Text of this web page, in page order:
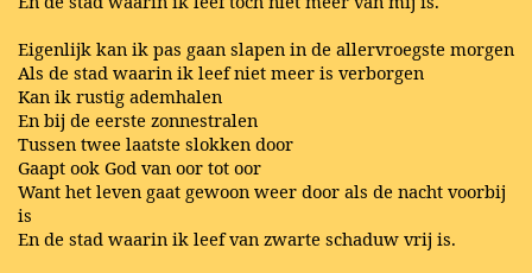
Eigenlijk kan ik pas gaan slapen in de allervroegste morgen
Als de stad waarin ik leef niet meer is verborgen
Kan ik rustig ademhalen
En bij de eerste zonnestralen
Tussen twee laatste slokken door
Gaapt ook God van oor tot oor
Want het leven gaat gewoon weer door als de nacht voorbij
is
En de stad waarin ik leef van zwarte schaduw vrij is.